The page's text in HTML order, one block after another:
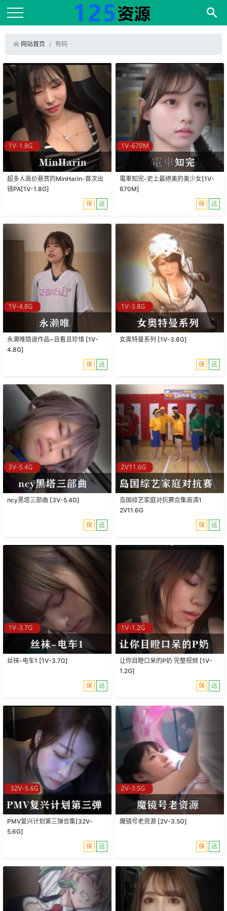
网站首页 有码
超多人高价悬赏的MinHarin-首次出
镜PA[1V-1.8G]
保
远
電車知完-史上最絕美的美少女[1V-
670M]
保
远
永濑唯隐退作品~且看且珍惜 [1V-
4.8G]
保
远
女奥特曼系列 [1V-3.8G]
保 远
ncy黑塔三部曲 [3V-5.4G]
保 远
岛国综艺家庭对抗赛合集高清1
2V11.6G
保
远
丝袜-电车1 [1V-3.7G]
保 远
让你目瞪口呆的P奶 完整视频 [1V-
1.2G]
保
远
PMV复兴计划第三弹合集[32V-
5.6G]
保
远
魔镜号老资源 [2V-3.5G]
保 远